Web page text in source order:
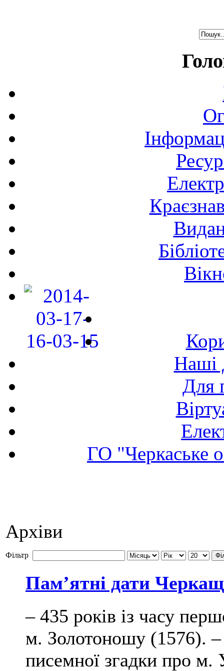
Наші
Для
ГО "Черкаське
Архіви
Фільтр
Пам’ятні дати
– 435 років із часу
м. Золотоношу (1576). –
писемної згадки про м.